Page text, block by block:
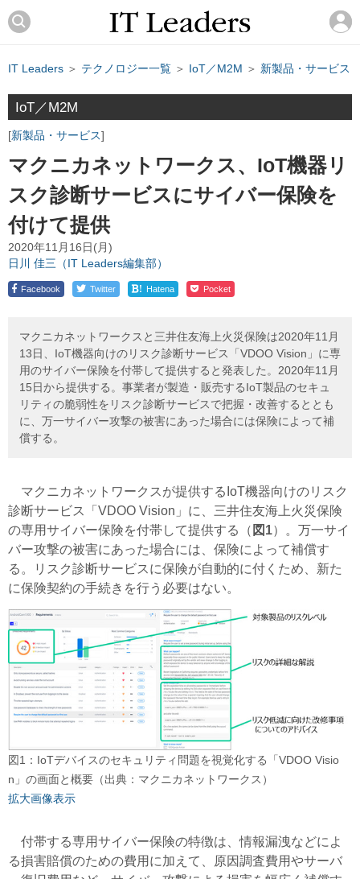
IT Leaders ＞ テクノロジー一覧 ＞ IoT／M2M ＞ 新製品・サービス
IoT／M2M
新製品・サービス
マクニカネットワークス、IoT機器リ
スク診断サービスにサイバー保険を
付けて提供
2020年11月16日(月)
日川 佳三（IT Leaders編集部）
Facebook Twitter ! Hatena Pocket
マクニカネットワークスと三井住友海上火災保険は2020年11月
13日、IoT機器向けのリスク診断サービス「VDOO Vision」に専
用のサイバー保険を付帯して提供すると発表した。2020年11月
15日から提供する。事業者が製造・販売するIoT製品のセキュ
リティの脆弱性をリスク診断サービスで把握・改善するととも
に、万一サイバー攻撃の被害にあった場合には保険によって補
償する。
マクニカネットワークスが提供するIoT機器向けのリスク
診断サービス「VDOO Vision」に、三井住友海上火災保険
の専用サイバー保険を付帯して提供する（ 図1）。万一サイ
バー攻撃の被害にあった場合には、保険によって補償す
る。リスク診断サービスに保険が自動的に付くため、新た
に保険契約の手続きを行う必要はない。
図1：IoTデバイスのセキュリティ問題を視覚化する「VDOO Visio
n」の画面と概要（出典：マクニカネットワークス）
拡大画像表示
付帯する専用サイバー保険の特徴は、情報漏洩などによ
る損害賠償のための費用に加えて、原因調査費用やサーバ